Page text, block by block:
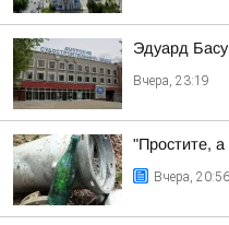
Эдуард
Вчера, 23:19
"Простите,
Вчера, 20:56